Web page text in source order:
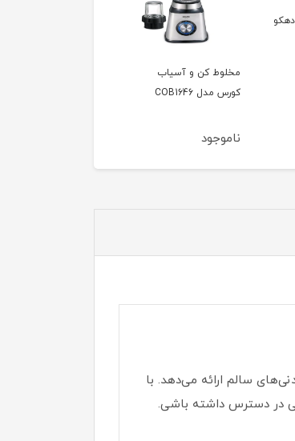
مخلوط کن و آسیاب
کورس مدل COB1646
ناموجود
و نوشیدنی‌های سالم ارائه می‌دهد. با
در دسترس داشته باشی.